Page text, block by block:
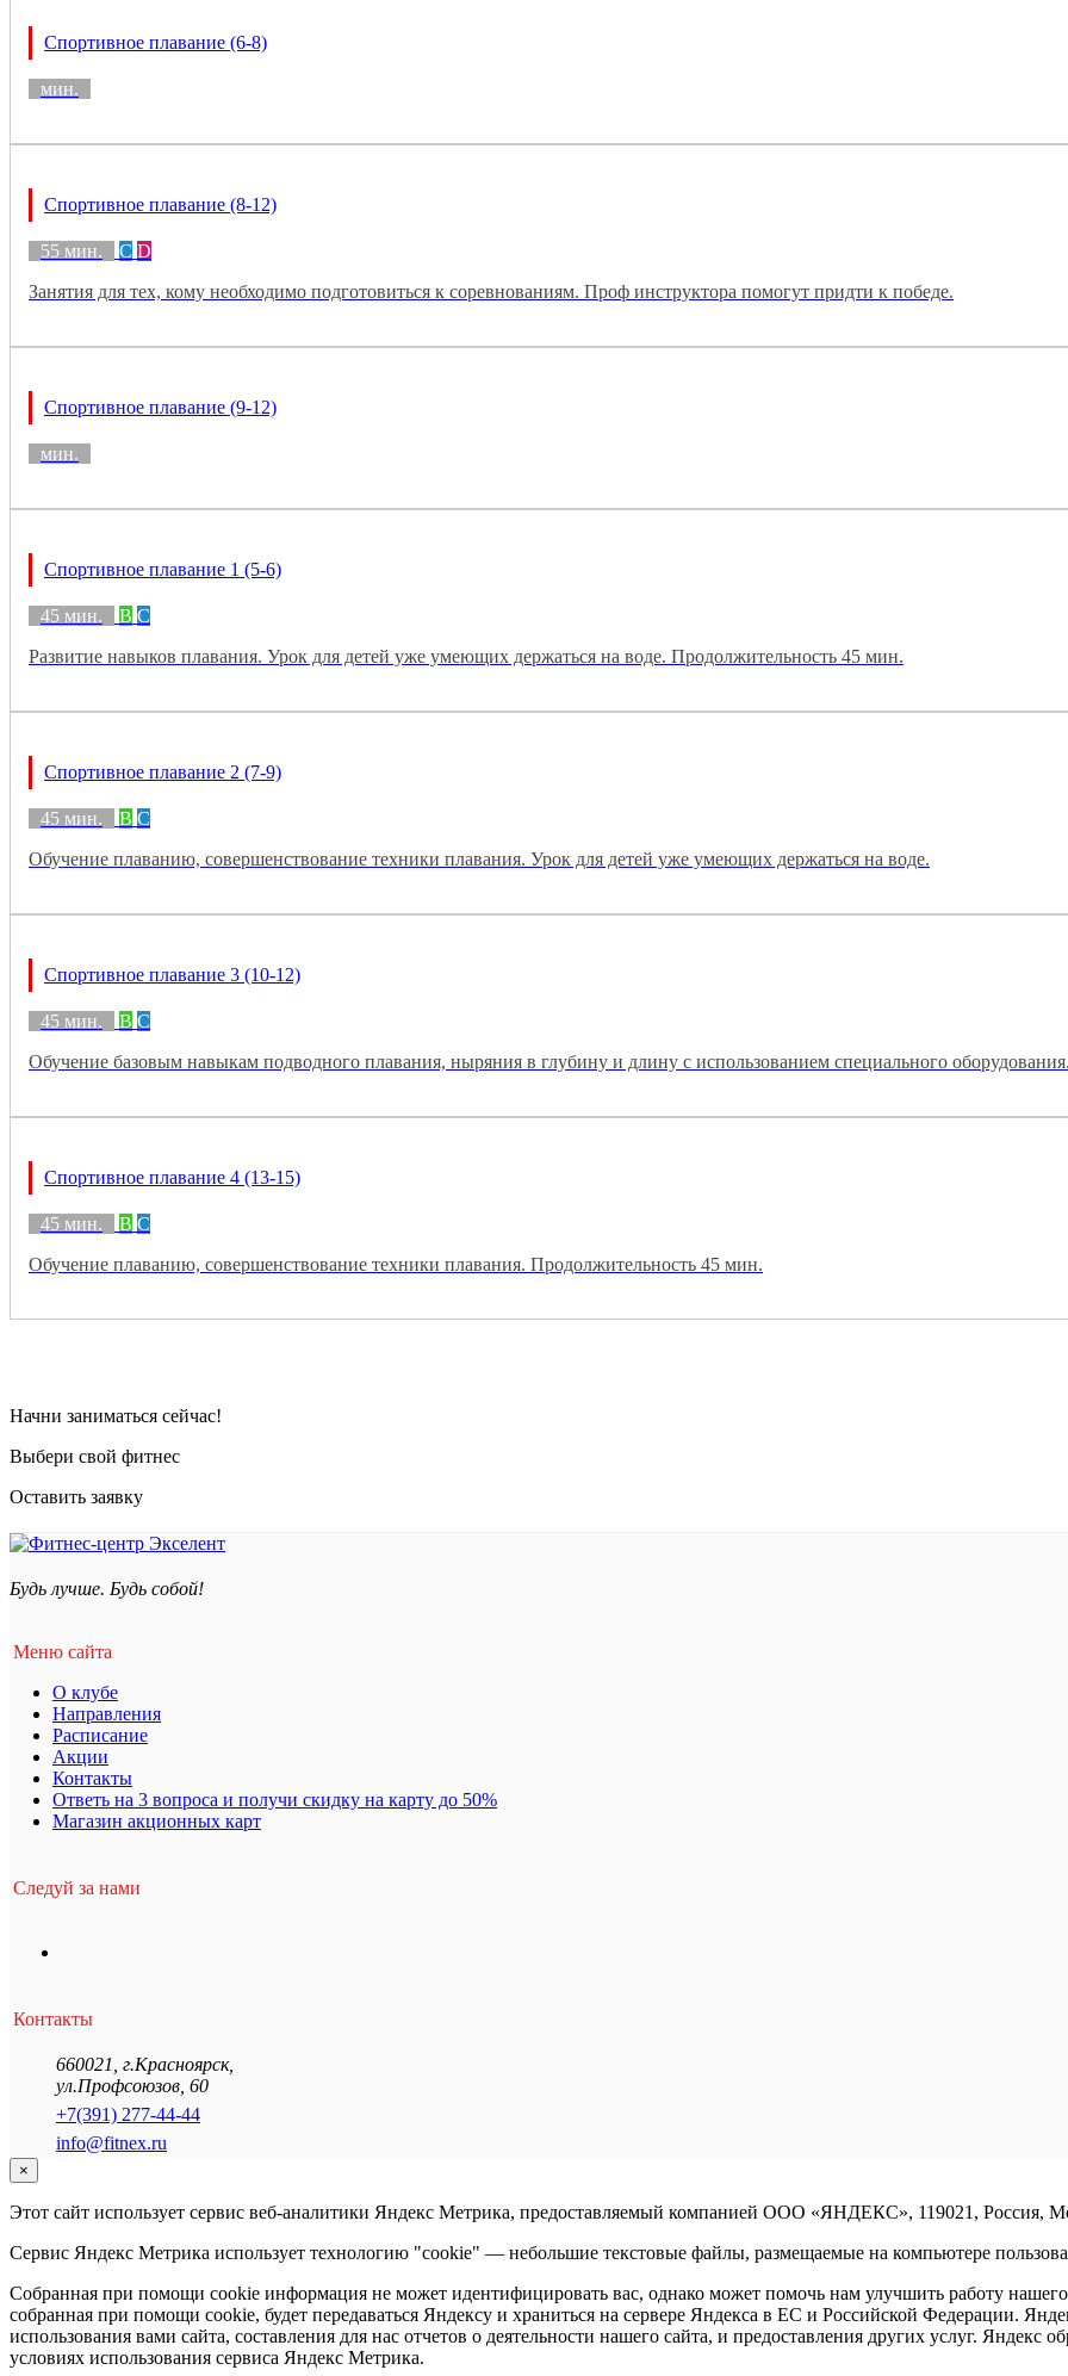
Спортивное плавание (6-8)
мин.
Спортивное плавание (8-12)
55 мин. C D
Занятия для тех, кому необходимо подготовиться к соревнованиям. Проф инструктора помогут придти к победе.
Спортивное плавание (9-12)
мин.
Спортивное плавание 1 (5-6)
45 мин. B C
Развитие навыков плавания. Урок для детей уже умеющих держаться на воде. Продолжительность 45 мин.
Спортивное плавание 2 (7-9)
45 мин. B C
Обучение плаванию, совершенствование техники плавания. Урок для детей уже умеющих держаться на воде.
Спортивное плавание 3 (10-12)
45 мин. B C
Обучение базовым навыкам подводного плавания, ныряния в глубину и длину с использованием специального
Спортивное плавание 4 (13-15)
45 мин. B C
Обучение плаванию, совершенствование техники плавания. Продолжительность 45 мин.
Начни заниматься сейчас!
Выбери свой фитнес
Оставить заявку
Будь лучше. Будь собой!
Меню сайта
О клубе
Направления
Расписание
Акции
Контакты
Ответь на 3 вопроса и получи скидку на карту до 50%
Магазин акционных карт
Следуй за нами
Контакты
660021 г.Красноярск,
ул.Профсоюзов, 60
+7(391) 277-44-44
info@fitnex.ru
×
Этот сайт использует сервис веб-аналитики Яндекс Метрика, предоставляемый компанией ООО «ЯНДЕКС», 119021, Россия,
Сервис Яндекс Метрика использует технологию "cookie" — небольшие текстовые файлы, размещаемые на компьютере
Собранная при помощи cookie информация не может идентифицировать вас, однако может помочь нам улучшить работу
собранная при помощи cookie, будет передаваться Яндексу и храниться на сервере Яндекса в ЕС и Российской Федерации.
использования вами сайта, составления для нас отчетов о деятельности нашего сайта, и предоставления других услуг.
условиях использования сервиса Яндекс Метрика.